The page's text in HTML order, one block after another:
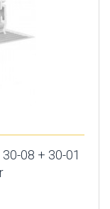
08 + 30-01